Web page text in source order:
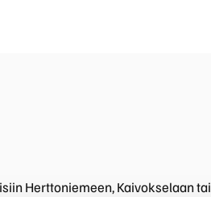
Herttoniemeen, Kaivokselaan tai